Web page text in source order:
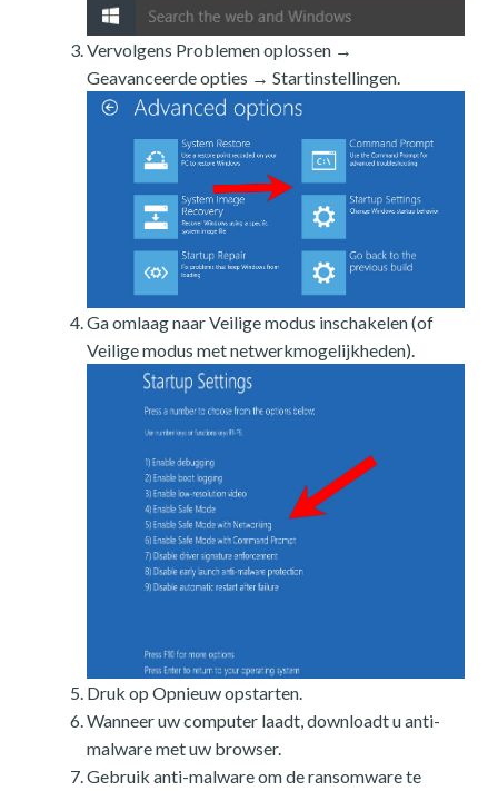
Vervolgens Problemen oplossen →
Geavanceerde opties → Startinstellingen.
Ga omlaag naar Veilige modus inschakelen (of
Veilige modus met netwerkmogelijkheden).
Druk op Opnieuw opstarten.
Wanneer uw computer laadt, downloadt u anti-
malware met uw browser.
Gebruik anti-malware om de ransomware te